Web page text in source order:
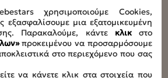
χρησιμοποιούμε Cookies,
εξασφαλίσουμε μια εξατομικευμένη
Παρακαλούμε, κάντε κλικ στο
προκειμένου να προσαρμόσουμε
στο περιεχόμενο που σας
να κάνετε κλικ στα στοιχεία που